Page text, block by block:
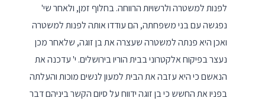
לפנות למשטרה ולרשויות הרווחה. בחלוף זמן, ולאחר שי'
נפגשה עם בני משפחתה, הם עודדו אותה לפנות למשטרה
ואכן היא פנתה למשטרה שעצרה את בן זוגה, שלאחר מכן
נעצר בפיקוח אלקטרוני בבית הוריו בירושלים. י' עדכנה את
הנאשם כי היא עזבה את הבית למעון לנשים מוכות והעלתה
בפניו את החשש כי בן זוגה ידווח על סיום הקשר ביניהם דבר